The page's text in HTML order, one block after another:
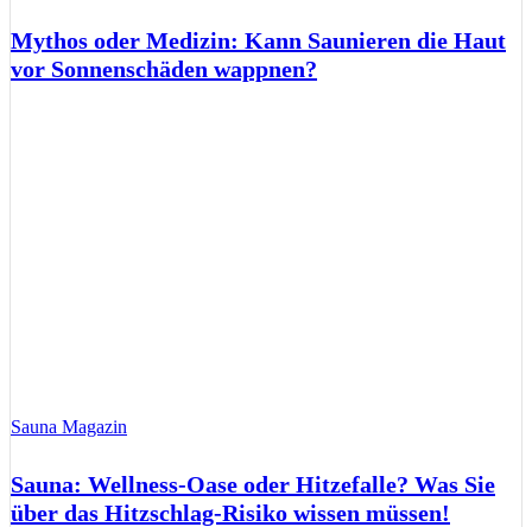
Mythos oder Medizin: Kann Saunieren die Haut
vor Sonnenschäden wappnen?
Sauna Magazin
Sauna: Wellness-Oase oder Hitzefalle? Was Sie
über das Hitzschlag-Risiko wissen müssen!